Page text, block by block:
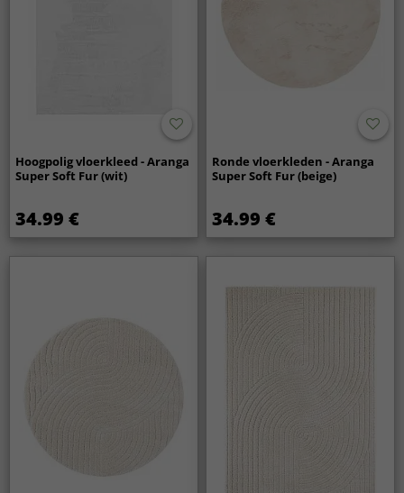
Hoogpolig vloerkleed - Aranga
Super Soft Fur (wit)
34.99 €
Ronde vloerkleden - Aranga
Super Soft Fur (beige)
34.99 €